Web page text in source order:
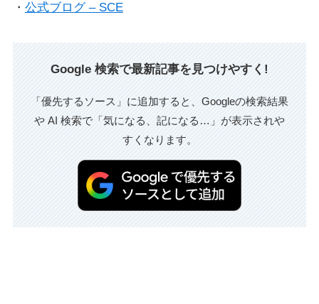
・ 公式ブログ – SCE
Google 検索で最新記事を見つけやすく!
「優先するソース」に追加すると、Googleの検索結果
や AI 検索で「気になる、記になる…」が表示されや
すくなります。